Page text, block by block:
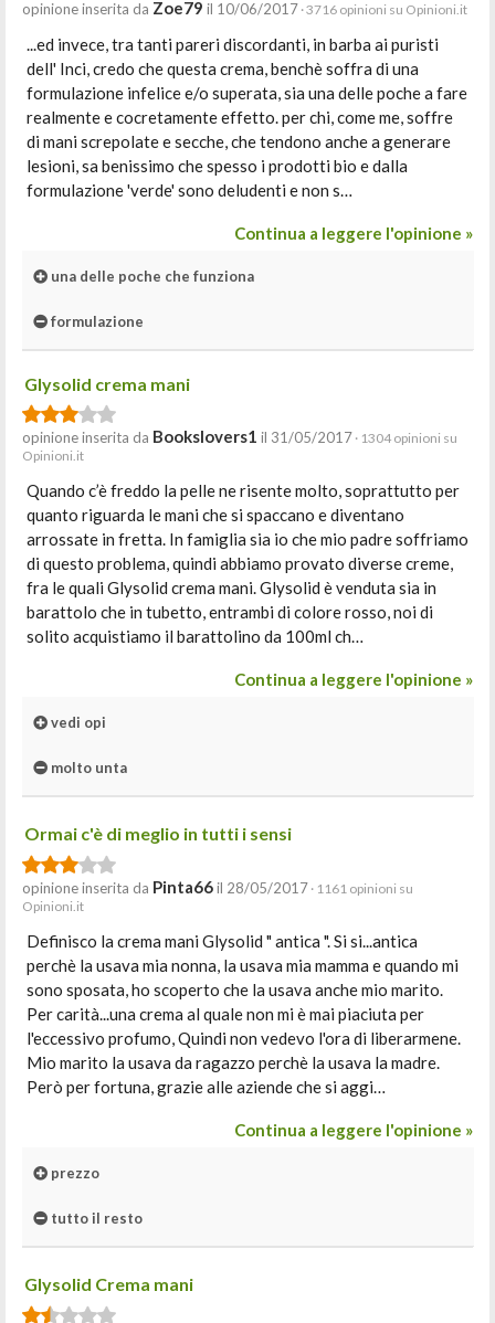
opinione inserita da Zoe79 il 10/06/2017 · 3716 opinioni su Opinioni.it
...ed invece, tra tanti pareri discordanti, in barba ai puristi
dell' Inci, credo che questa crema, benchè soffra di una
formulazione infelice e/o superata, sia una delle poche a fare
realmente e cocretamente effetto. per chi, come me, soffre
di mani screpolate e secche, che tendono anche a generare
lesioni, sa benissimo che spesso i prodotti bio e dalla
formulazione 'verde' sono deludenti e non s…
Continua a leggere l'opinione »
una delle poche che funziona
formulazione
Glysolid crema mani
opinione inserita da Bookslovers1 il 31/05/2017 · 1304 opinioni su
Opinioni.it
Quando c’è freddo la pelle ne risente molto, soprattutto per
quanto riguarda le mani che si spaccano e diventano
arrossate in fretta. In famiglia sia io che mio padre soffriamo
di questo problema, quindi abbiamo provato diverse creme,
fra le quali Glysolid crema mani. Glysolid è venduta sia in
barattolo che in tubetto, entrambi di colore rosso, noi di
solito acquistiamo il barattolino da 100ml ch…
Continua a leggere l'opinione »
vedi opi
molto unta
Ormai c'è di meglio in tutti i sensi
opinione inserita da Pinta66il 28/05/2017 · 1161 opinioni su
Opinioni.it
Definisco la crema mani Glysolid " antica ". Si si...antica
perchè la usava mia nonna, la usava mia mamma e quando mi
sono sposata, ho scoperto che la usava anche mio marito.
Per carità...una crema al quale non mi è mai piaciuta per
l'eccessivo profumo, Quindi non vedevo l'ora di liberarmene.
Mio marito la usava da ragazzo perchè la usava la madre.
Però per fortuna, grazie alle aziende che si aggi…
Continua a leggere l'opinione »
prezzo
tutto il resto
Glysolid Crema mani